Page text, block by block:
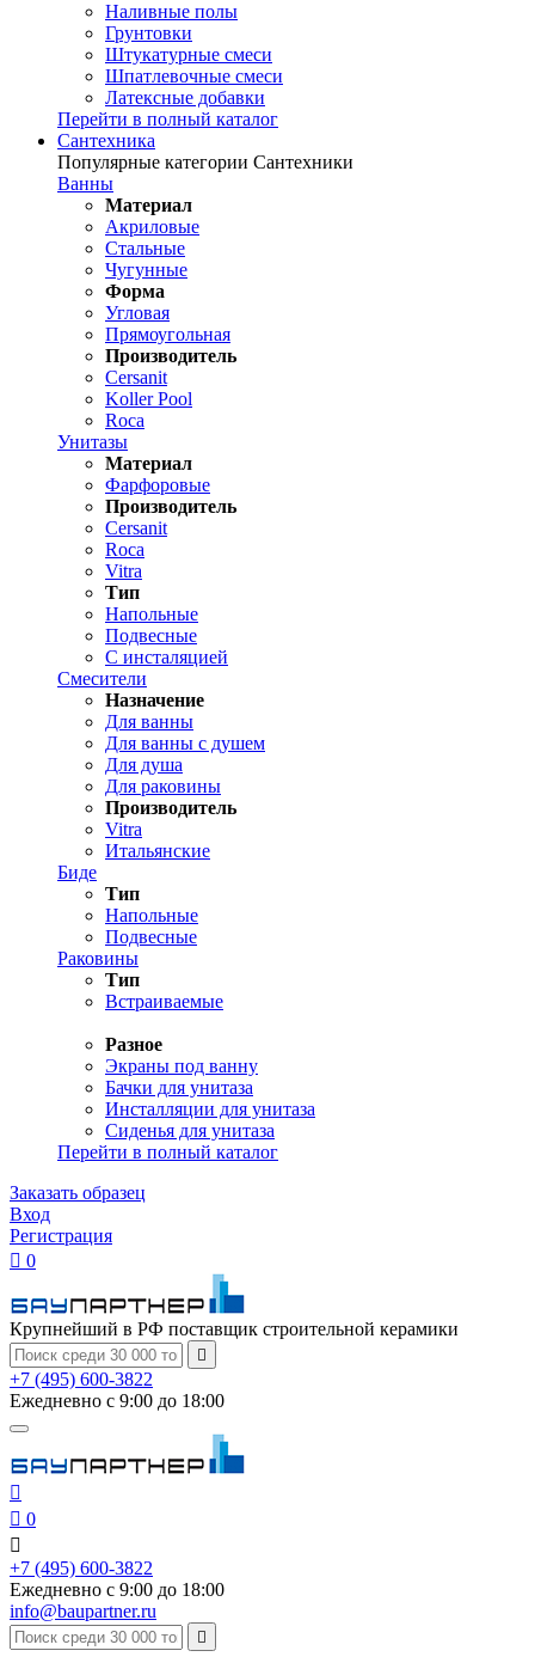
Наливные полы
Грунтовки
Штукатурные смеси
Шпатлевочные смеси
Латексные добавки
Перейти в полный каталог
Сантехника
Популярные категории Сантехники
Ванны
Материал
Акриловые
Стальные
Чугунные
Форма
Угловая
Прямоугольная
Производитель
Cersanit
Koller Pool
Roca
Унитазы
Материал
Фарфоровые
Производитель
Cersanit
Roca
Vitra
Тип
Напольные
Подвесные
С инсталяцией
Смесители
Назначение
Для ванны
Для ванны с душем
Для душа
Для раковины
Производитель
Vitra
Итальянские
Биде
Тип
Напольные
Подвесные
Раковины
Тип
Встраиваемые
Разное
Экраны под ванну
Бачки для унитаза
Инсталляции для унитаза
Сиденья для унитаза
Перейти в полный каталог
Заказать образец
Вход
Регистрация
 0
Крупнейший в РФ поставщик строительной керамики

+7 (495) 600-3822
Ежедневно с 9:00 до 18:00

 0

+7 (495) 600-3822
Ежедневно с 9:00 до 18:00
info@baupartner.ru
